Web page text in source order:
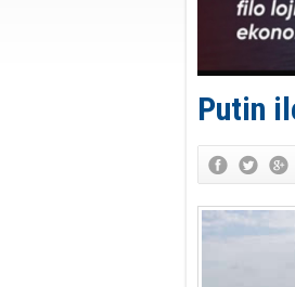
Putin